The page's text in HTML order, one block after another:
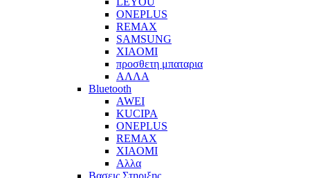
ONEPLUS
REMAX
SAMSUNG
XIAOMI
προσθετη μπαταρια
ΑΛΛΑ
Bluetooth
AWEI
KUCIPA
ONEPLUS
REMAX
XIAOMI
Αλλα
Βασεις Στηριξης